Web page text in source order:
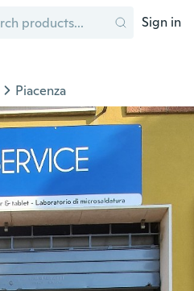
Sign in
Piacenza